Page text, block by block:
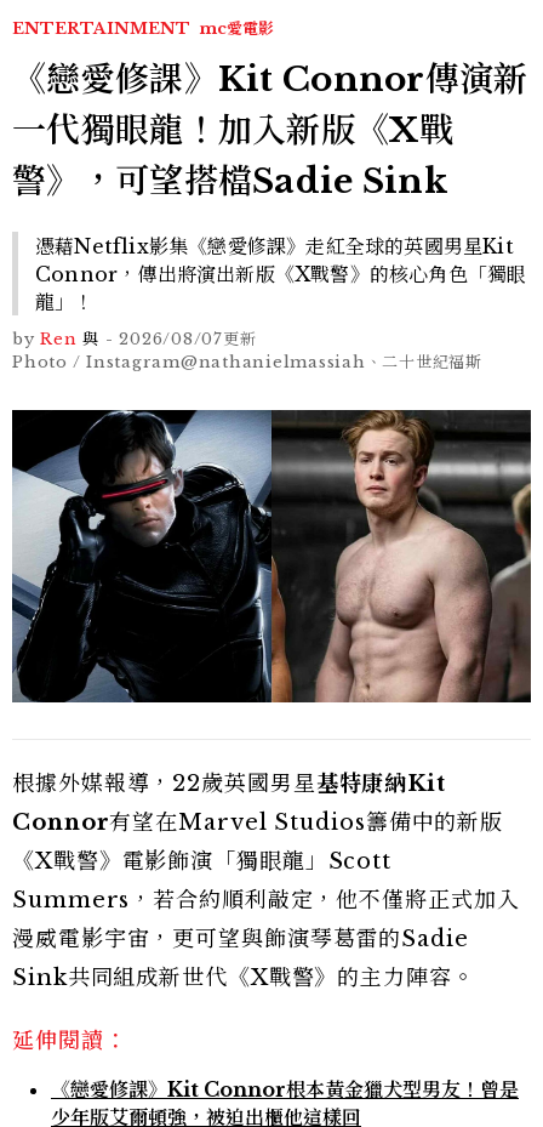
ENTERTAINMENT mc愛電影
《戀愛修課》Kit Connor傳演新
一代獨眼龍！加入新版《X戰
警》，可望搭檔Sadie Sink
憑藉Netflix影集《戀愛修課》走紅全球的英國男星Kit
Connor，傳出將演出新版《X戰警》的核心角色「獨眼
龍」！
by Ren與 -2026/08/07更新
Photo / Instagram@nathanielmassiah、二十世紀福斯
根據外媒報導，22歲英國男星基特康納Kit
Connor有望在Marvel Studios籌備中的新版
《X戰警》電影飾演「獨眼龍」Scott
Summers，若合約順利敲定，他不僅將正式加入
漫威電影宇宙，更可望與飾演琴葛雷的Sadie
Sink共同組成新世代《X戰警》的主力陣容。
延伸閱讀：
《戀愛修課》Kit Connor根本黃金獵犬型男友！曾是
少年版艾爾頓強，被迫出櫃他這樣回